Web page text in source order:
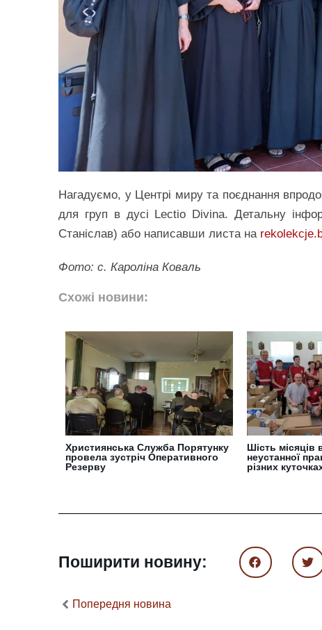
Нагадуємо, у Центрі миру та поєднання
для груп в дусі Lectio Divina. Детальну
Станіслав) або написавши листа на
Фото: с. Кароліна Коваль
Схожі новини:
Християнська Служба Порятунку
провела зустріч Оперативного
Резерву
Шість місяців
неустанної
різних
Поширити новину:
Попередня новина